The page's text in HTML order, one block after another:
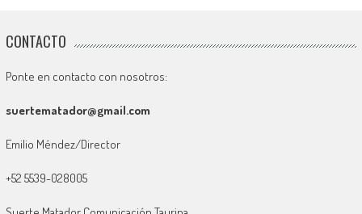
CONTACTO
Ponte en contacto con nosotros:
suertematador@gmail.com
Emilio Méndez/Director
+52 5539-028005